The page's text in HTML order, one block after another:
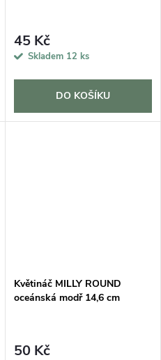
45 Kč
Skladem 12 ks
DO KOŠÍKU
Květináč MILLY ROUND
oceánská modř 14,6 cm
50 Kč